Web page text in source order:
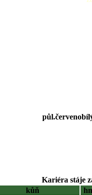
Kariéra stáje
kůň